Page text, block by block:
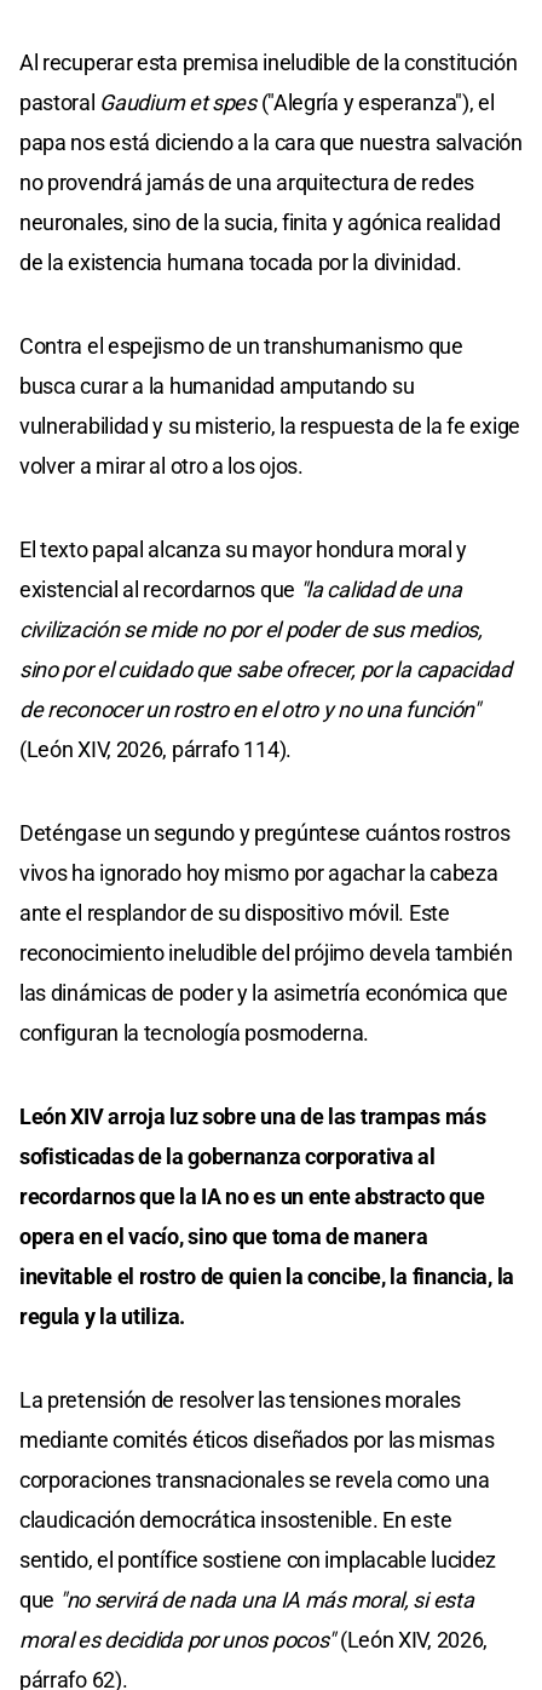
Al recuperar esta premisa ineludible de la constitución
pastoral Gaudium et spes("Alegría y esperanza"), el
papa nos está diciendo a la cara que nuestra salvación
no provendrá jamás de una arquitectura de redes
neuronales, sino de la sucia, finita y agónica realidad
de la existencia humana tocada por la divinidad.
Contra el espejismo de un transhumanismo que
busca curar a la humanidad amputando su
vulnerabilidad y su misterio, la respuesta de la fe exige
volver a mirar al otro a los ojos.
El texto papal alcanza su mayor hondura moral y
existencial al recordarnos que "la calidad de una
civilización se mide no por el poder de sus medios,
sino por el cuidado que sabe ofrecer, por la capacidad
de reconocer un rostro en el otro y no una función"
(León XIV, 2026, párrafo 114).
Deténgase un segundo y pregúntese cuántos rostros
vivos ha ignorado hoy mismo por agachar la cabeza
ante el resplandor de su dispositivo móvil. Este
reconocimiento ineludible del prójimo devela también
las dinámicas de poder y la asimetría económica que
configuran la tecnología posmoderna.
León XIV arroja luz sobre una de las trampas más
sofisticadas de la gobernanza corporativa al
recordarnos que la IA no es un ente abstracto que
opera en el vacío, sino que toma de manera
inevitable el rostro de quien la concibe, la financia, la
regula y la utiliza.
La pretensión de resolver las tensiones morales
mediante comités éticos diseñados por las mismas
corporaciones transnacionales se revela como una
claudicación democrática insostenible. En este
sentido, el pontífice sostiene con implacable lucidez
que "no servirá de nada una IA más moral, si esta
moral es decidida por unos pocos"(León XIV, 2026,
párrafo 62).